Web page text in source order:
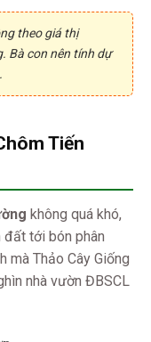
theo giá thị
Bà con nên tính dự
Tiến
không quá khó,
tới bón phân
mà Thảo Cây Giống
nhà vườn ĐBSCL